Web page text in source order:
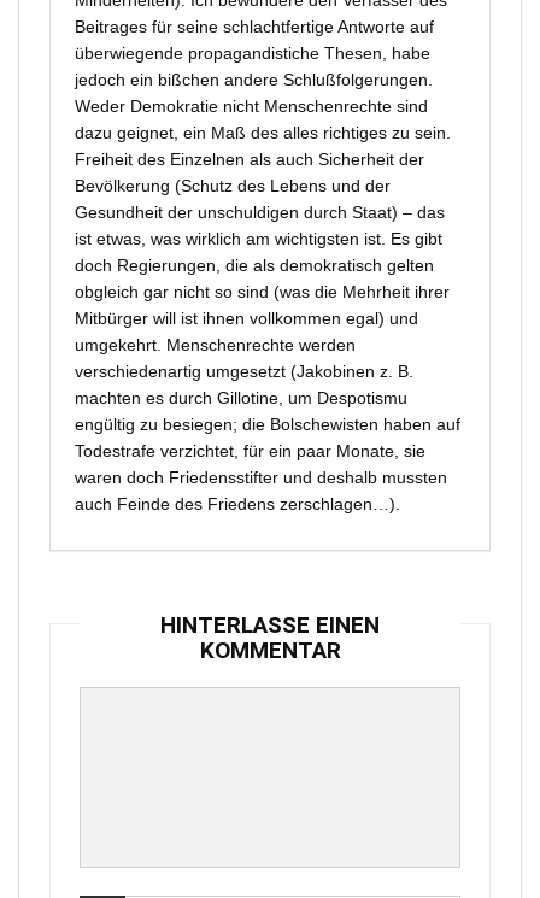
Beitrages für seine schlachtfertige Antworte auf
überwiegende propagandistiche Thesen, habe
jedoch ein bißchen andere Schlußfolgerungen.
Weder Demokratie nicht Menschenrechte sind
dazu geignet, ein Maß des alles richtiges zu sein.
Freiheit des Einzelnen als auch Sicherheit der
Bevölkerung (Schutz des Lebens und der
Gesundheit der unschuldigen durch Staat) – das
ist etwas, was wirklich am wichtigsten ist. Es gibt
doch Regierungen, die als demokratisch gelten
obgleich gar nicht so sind (was die Mehrheit ihrer
Mitbürger will ist ihnen vollkommen egal) und
umgekehrt. Menschenrechte werden
verschiedenartig umgesetzt (Jakobinen z. B.
machten es durch Gillotine, um Despotismu
engültig zu besiegen; die Bolschewisten haben auf
Todestrafe verzichtet, für ein paar Monate, sie
waren doch Friedensstifter und deshalb mussten
auch Feinde des Friedens zerschlagen…).
HINTERLASSE EINEN
KOMMENTAR